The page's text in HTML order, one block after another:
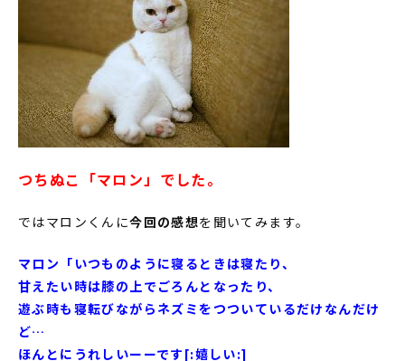
つちぬこ「マロン」でした。
ではマロンくんに今回の感想を聞いてみます。
マロン「いつものように寝るときは寝たり、
甘えたい時は膝の上でごろんとなったり、
遊ぶ時も寝転びながらネズミをつついているだけなんだけ
ど…
ほんとにうれしいーーです[:嬉しい:]